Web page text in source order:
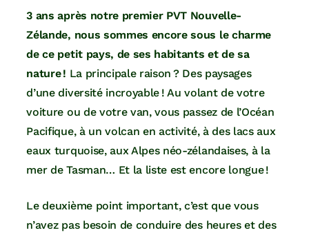
3 ans après notre premier PVT Nouvelle-
Zélande, nous sommes encore sous le charme
de ce petit pays, de ses habitants et de sa
nature ! La principale raison ? Des paysages
d’une diversité incroyable ! Au volant de votre
voiture ou de votre van, vous passez de l’Océan
Pacifique, à un volcan en activité, à des lacs aux
eaux turquoise, aux Alpes néo-zélandaises, à la
mer de Tasman… Et la liste est encore longue !
Le deuxième point important, c’est que vous
n’avez pas besoin de conduire des heures et des